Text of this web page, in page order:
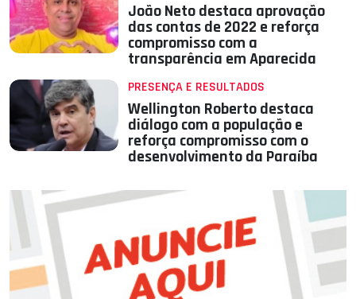
João Neto destaca aprovação
das contas de 2022 e reforça
compromisso com a
transparência em Aparecida
PRESENÇA E RESULTADOS
Wellington Roberto destaca
diálogo com a população e
reforça compromisso com o
desenvolvimento da Paraíba